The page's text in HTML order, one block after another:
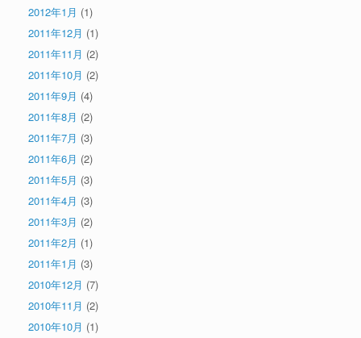
2012年1月 (1)
2011年12月 (1)
2011年11月 (2)
2011年10月 (2)
2011年9月 (4)
2011年8月 (2)
2011年7月 (3)
2011年6月 (2)
2011年5月 (3)
2011年4月 (3)
2011年3月 (2)
2011年2月 (1)
2011年1月 (3)
2010年12月 (7)
2010年11月 (2)
2010年10月 (1)